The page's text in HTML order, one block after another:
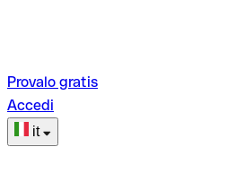
Provalo gratis
Accedi
it